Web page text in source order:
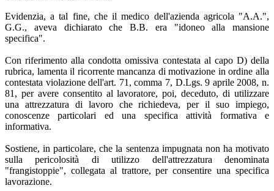
Evidenzia, a tal fine, che il medico dell'azienda agricola "A.A.",
G.G., aveva dichiarato che B.B. era "idoneo alla mansione
specifica".
Con riferimento alla condotta omissiva contestata al capo D) della
rubrica, lamenta il ricorrente mancanza di motivazione in ordine alla
contestata violazione dell'art. 71, comma 7, D.Lgs. 9 aprile 2008, n.
81, per avere consentito al lavoratore, poi, deceduto, di utilizzare
una attrezzatura di lavoro che richiedeva, per il suo impiego,
conoscenze particolari ed una specifica attività formativa e
informativa.
Sostiene, in particolare, che la sentenza impugnata non ha motivato
sulla pericolosità di utilizzo dell'attrezzatura denominata
"frangistoppie", collegata al trattore, per consentire una specifica
lavorazione.